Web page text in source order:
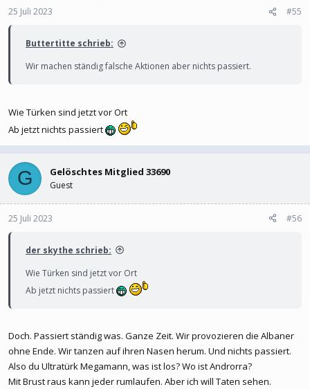
25 Juli 2023 #55
Buttertitte schrieb:
Wir machen ständig falsche Aktionen aber nichts passiert.
Wie Türken sind jetzt vor Ort
Ab jetzt nichts passiert
G Gelöschtes Mitglied 33690
Guest
25 Juli 2023 #56
der skythe schrieb:
Wie Türken sind jetzt vor Ort
Ab jetzt nichts passiert
Doch. Passiert ständig was. Ganze Zeit. Wir provozieren die Albaner
ohne Ende. Wir tanzen auf ihren Nasen herum. Und nichts passiert.
Also du Ultratürk Megamann, was ist los? Wo ist Androrra?
Mit Brust raus kann jeder rumlaufen. Aber ich will Taten sehen.